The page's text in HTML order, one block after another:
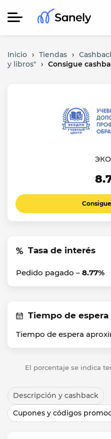
Inicio › Tiendas ›
y libros" › Consigue
Tasa de interés
Pedido pagado – 8.77%
Tiempo de espera
Tiempo de espera
El porcentaje se indica
Descripción y cashback
Cupones y códigos